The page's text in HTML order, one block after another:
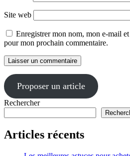
Site web
Enregistrer mon nom, mon e-mail
pour mon prochain commentaire.
Proposer un article
Rechercher
Articles récents